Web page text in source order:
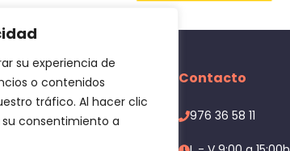
su experiencia de
o contenidos
tráfico. Al hacer clic
consentimiento a
Contacto
976 36 58 11